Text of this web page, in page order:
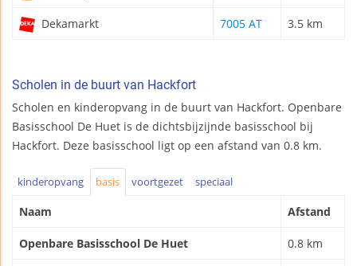
Dekamarkt 7005 AT 3.5 km
Scholen in de buurt van Hackfort
Scholen en kinderopvang in de buurt van Hackfort. Openbare
Basisschool De Huet is de dichtsbijzijnde basisschool bij
Hackfort. Deze basisschool ligt op een afstand van 0.8 km.
kinderopvang basis voortgezet speciaal
Naam Afstand
Openbare Basisschool De Huet 0.8 km